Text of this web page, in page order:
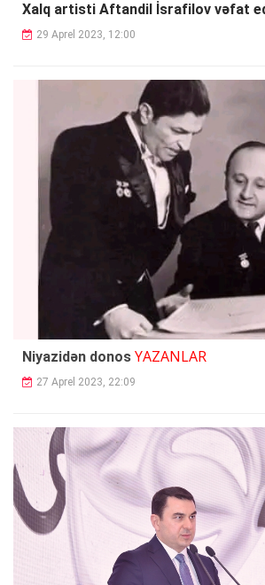
Xalq artisti Aftandil İsrafilov vəfat
29 Aprel 2023, 12:00
Niyazidən donos YAZANLAR
27 Aprel 2023, 22:09